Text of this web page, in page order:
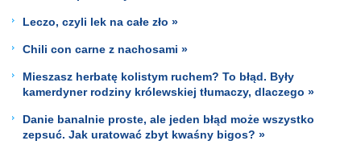
Leczo, czyli lek na całe zło »
Chili con carne z nachosami »
Mieszasz herbatę kolistym ruchem? To błąd. Były
kamerdyner rodziny królewskiej tłumaczy, dlaczego »
Danie banalnie proste, ale jeden błąd może wszystko
zepsuć. Jak uratować zbyt kwaśny bigos? »